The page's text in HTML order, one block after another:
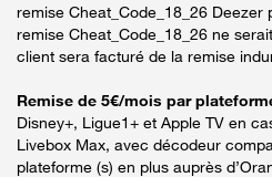
remise Cheat_Code_18_26
remise Cheat_Code_18_26 ne
client sera facturé de la remise
Remise de 5€/mois par
Disney+, Ligue1+ et Apple TV en
Livebox Max, avec décodeur
plateforme (s) en plus auprès